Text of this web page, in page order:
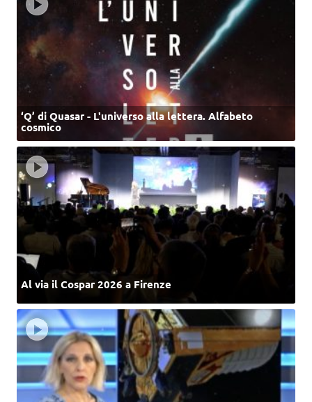
‘Q’ di Quasar - L'universo alla lettera. Alfabeto
cosmico
Al via il Cospar 2026 a Firenze